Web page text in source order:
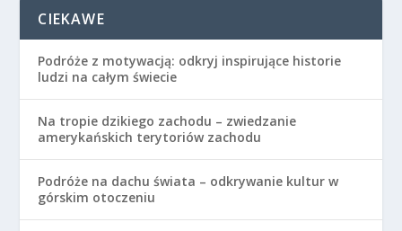
CIEKAWE
Podróże z motywacją: odkryj inspirujące historie
ludzi na całym świecie
Na tropie dzikiego zachodu – zwiedzanie
amerykańskich terytoriów zachodu
Podróże na dachu świata – odkrywanie kultur w
górskim otoczeniu